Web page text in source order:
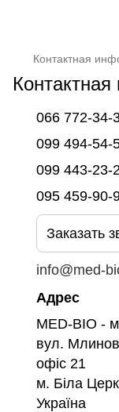
Контактная
066 772-34-
099 494-54-
099 443-23-
095 459-90-
Заказать
info@med-
Адрес
MED-BIO -
вул.
офіс 21
м. Біла
Україна